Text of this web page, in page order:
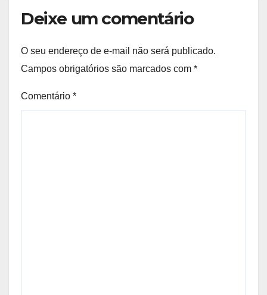
Deixe um comentário
O seu endereço de e-mail não será publicado.
Campos obrigatórios são marcados com *
Comentário *